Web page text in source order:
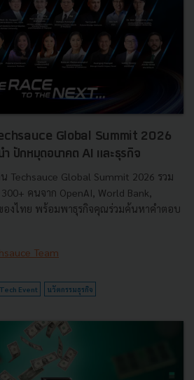
Global Summit 2026
ปักหมุดอนาคต AI และธุรกิจ
น Techsauce Global Summit 2026 รวม
คนจาก OpenAI, World Bank,
องไทย พร้อมพาธุรกิจคุณร่วมค้นหาคำตอบ
Team
Tech Event นวัตกรรมธุรกิจ